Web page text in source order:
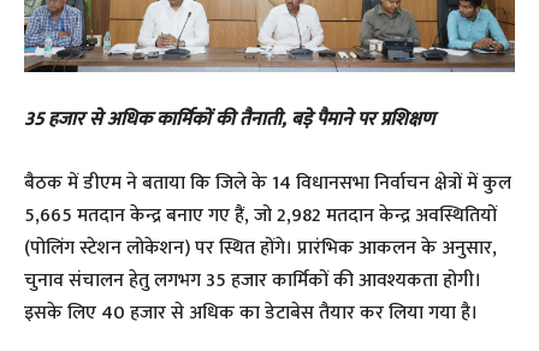
35 हजार से अधिक कार्मिकों की तैनाती, बड़े पैमाने पर प्रशिक्षण
बैठक में डीएम ने बताया कि जिले के 14 विधानसभा निर्वाचन क्षेत्रों में कुल
5,665 मतदान केन्द्र बनाए गए हैं, जो 2,982 मतदान केन्द्र अवस्थितियों
(पोलिंग स्टेशन लोकेशन) पर स्थित होंगे। प्रारंभिक आकलन के अनुसार,
चुनाव संचालन हेतु लगभग 35 हजार कार्मिकों की आवश्यकता होगी।
इसके लिए 40 हजार से अधिक का डेटाबेस तैयार कर लिया गया है।